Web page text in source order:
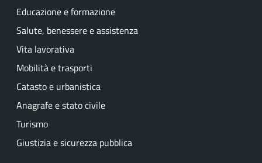
Educazione e formazione
Salute, benessere e assistenza
Vita lavorativa
Mobilità e trasporti
Catasto e urbanistica
Anagrafe e stato civile
Turismo
Giustizia e sicurezza pubblica